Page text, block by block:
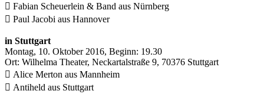
 Fabian Scheuerlein & Band aus Nürnberg
 Paul Jacobi aus Hannover
in Stuttgart
Montag, 10. Oktober 2016, Beginn: 19.30
Ort: Wilhelma Theater, Neckartalstraße 9, 70376 Stuttgart
 Alice Merton aus Mannheim
 Antiheld aus Stuttgart